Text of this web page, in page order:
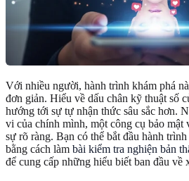
Với nhiều người, hành trình khám phá
đơn giản. Hiểu về dấu chân kỹ thuật số
hướng tới sự tự nhận thức sâu sắc hơn.
vi của chính mình, một công cụ bảo mật
sự rõ ràng. Bạn có thể bắt đầu hành
bằng cách làm bài kiểm tra nghiện bản
để cung cấp những hiểu biết ban đầu về